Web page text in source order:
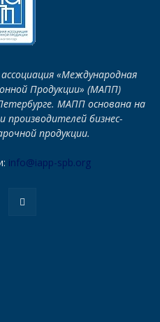
«Международная
Продукции» (МАПП)
МАПП основана на
производителей бизнес-
продукции.
info@iapp-spb.org